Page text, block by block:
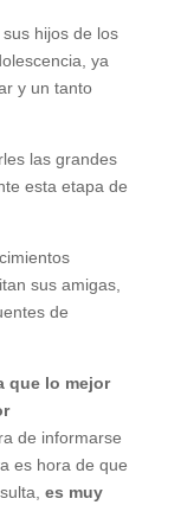
hijos de los
ya
y un tanto
las grandes
esta etapa de
sus amigas,
de
que lo mejor
de informarse
es hora de que
es muy